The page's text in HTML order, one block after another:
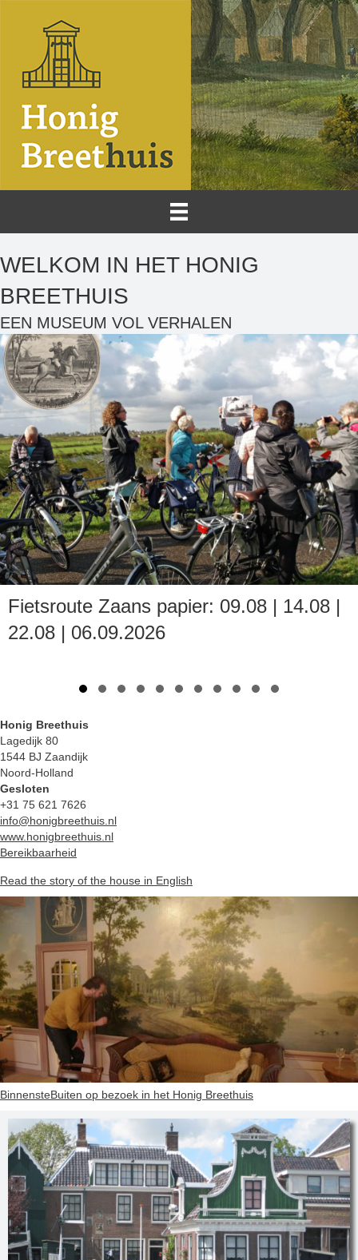
WELKOM IN HET HONIG
BREETHUIS
EEN MUSEUM VOL VERHALEN
Fietsroute Zaans papier: 09.08 | 14.08 |
22.08 | 06.09.2026
Honig Breethuis
Lagedijk 80
1544 BJ Zaandijk
Noord-Holland
Gesloten
+31 75 621 7626
info@honigbreethuis.nl
www.honigbreethuis.nl
Bereikbaarheid
Read the story of the house in English
BinnensteBuiten op bezoek in het Honig Breethuis